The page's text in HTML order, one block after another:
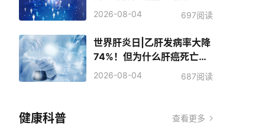
2026-08-04 697阅读
世界肝炎日|乙肝发病率大降
74%！但为什么肝癌死亡人
数反而增加了？
2026-08-04 687阅读
健康科普 查看更多